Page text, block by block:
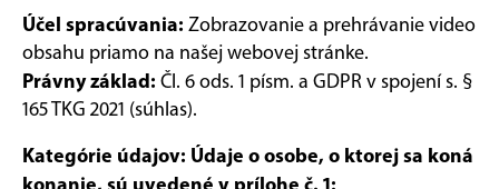
Účel spracúvania: Zobrazovanie a prehrávanie video
obsahu priamo na našej webovej stránke.
Právny základ: Čl. 6 ods. 1 písm. a GDPR v spojení s. §
165 TKG 2021 (súhlas).
Kategórie údajov: Údaje o osobe, o ktorej sa koná